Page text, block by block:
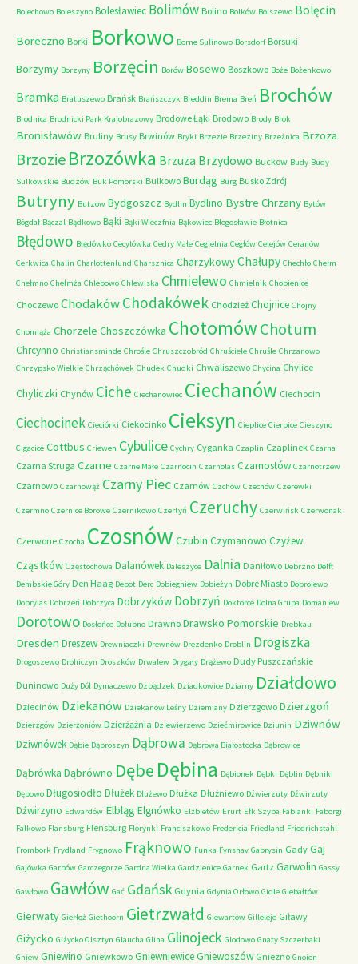
Bolechowo Boleszyno Bolesławiec Bolimów Bolino Bolków Bolszewo Bolęcin
Boreczno Borki Borkowo Borne Sulinowo Borsdorf Borsuki
Borzymy Borzyny Borzęcin Borów Bosewo Boszkowo Boże Bożenkowo
Bramka Bratuszewo Brańsk Brańszczyk Breddin Brema Breń Brochów
Brodnica Brodnicki Park Krajobrazowy Brodowe Łąki Brodowo Brody Brok
Bronisławów Bruliny Brusy Brwinów Bryki Brzezie Brzeziny Brzeźnica Brzoza
Brzozie Brzozówka Brzuza Brzydowo Buckow Budy Budy
Sulkowskie Budzów Buk Pomorski Bulkowo Burdąg Burg Busko Zdrój
Butryny Butzow Bydgoszcz Bydlin Bydlino Bystre Chrzany Bytów
Bógdał Bączal Bądkowo Bąki Bąki Wieczfnia Bąkowiec Błogosławie Błotnica
Błędowo Błędówko Cecylówka Cedry Małe Cegielnia Cegłów Celejów Ceranów
Cerkwica Chalin Charlottenlund Charsznica CharzykowyChałupy Chechło Chełm
Chełmno Chełmża Chlebowo Chlewiska Chmielewo Chmielnik Chobienice
Choczewo ChodakówChodakówek Chodzież Chojnice Chojny
Chomiąża Chorzele Choszczówka ChotomówChotum
Chrcynno Christiansminde Chrośle Chruszczobród Chruściele Chruśle Chrzanowo
Chrzypsko Wielkie Chrząchówek Chudek Chudki Chwaliszewo Chycina Chylice
Chyliczki Chynów Ciche Ciechanowiec Ciechanów Ciechocin
Ciechocinek Cieciórki Ciekocinko Cieksyn Cieplice Cierpice Cieszyno
Cigacice Cottbus Criewen Cybulice Cychry Cyganka Czaplin Czaplinek Czarna
Czarna Struga Czarne Czarne Małe Czarnocin Czarnolas Czarnostów Czarnotrzew
Czarnowo Czarnowąż Czarny Piec Czarnów Czchów Czechów Czerewki
Czermno Czernice Borowe Czernikowo Czertyń Czeruchy Czerwińsk Czerwonak
Czerwone Czocha Czosnów Czubin Czymanowo Czyżew
Cząstków Częstochowa Dalanówek Daleszyce Dalnia Daniłowo Debrzno Delft
Dembskie Góry Den Haag Depot Derc Dobiegniew Dobieżyn Dobre Miasto Dobrojewo
Dobrylas Dobrzeń Dobrzyca Dobrzyków Dobrzyń Doktorce Dolna Grupa Domaniew
Dorotowo Dosłońce Dołubno Drawno Drawsko Pomorskie Drebkau
Dresden Dreszew Drewniaczki Drewnów Drezdenko Droblin Drogiszka
Drogoszewo Drohiczyn Droszków Drwalew Drygały Drążewo Dudy Puszczańskie
Duninowo Duży Dół Dymaczewo Dzbądzek Dziadkowice Dziarny Działdowo
Dziecinów Dziekanów Dziekanów Leśny Dziemiany Dzierzgowo Dzierzgoń
Dzierzgów Dzierżoniów Dzierżążnia Dziewierzewo Dziećmirowice Dziunin Dziwnów
Dziwnówek Dąbie Dąbroszyn Dąbrowa Dąbrowa Białostocka Dąbrowice
Dąbrówka Dąbrówno Dębe Dębina Dębionek Dębki Dęblin Dębniki
Dębowo Długosiodło Dłużek Dłużewo Dłużka Dłużniewo Dźwierzuty Dźwirzuty
Dźwirzyno Edwardów Elbląg Elgnówko Elżbietów Erurt Ełk Szyba Fabianki Faborgi
Falkowo Flansburg Flensburg Florynki Franciszkowo Fredericia Friedland Friedrichstahl
Frombork Frydland Frygnowo Frąknowo Funka Fynshav Gabrysin Gady Gaj
Gajówka Garbów Garczegorze Gardna Wielka Gardzienice Garnek Gartz Garwolin Gassy
Gawłowo Gawłów Gać Gdańsk Gdynia Gdynia Orłowo Gidle Giebałtów
Gierwaty Gierłoż Giethoorn Gietrzwałd Giewartów Gilleleje Giławy
Giżycko Giżycko Olsztyn Glaucha Glina Glinojeck Glodowo Gnaty Szczerbaki
Gniew Gniewino Gniewkowo GniewniewiceGniewoszów Gniezno Gnoien